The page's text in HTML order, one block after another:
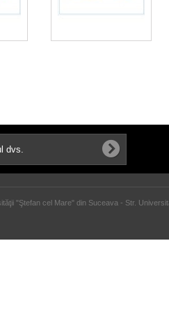
"Ştefan cel Mare" din Suceava - Str.